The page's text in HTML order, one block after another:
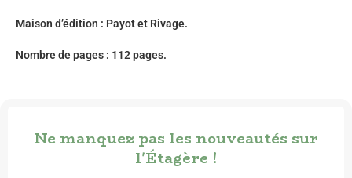
Maison d’édition : Payot et Rivage.
Nombre de pages : 112 pages.
Ne manquez pas les nouveautés sur
l'Étagère !